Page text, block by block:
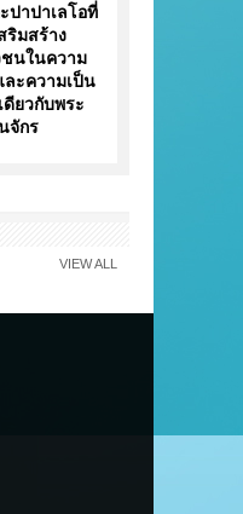
ปาปาเลโอที่
ริมสร้าง
ชนในความ
ละความเป็น
ดียวกับพระ
จักร
VIEW ALL